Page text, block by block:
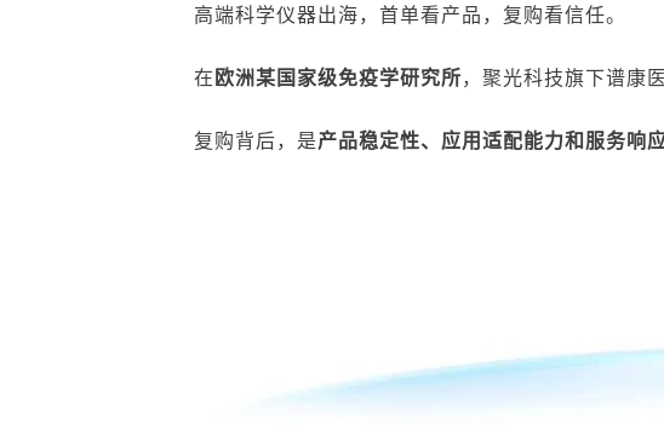
高端科学仪器出海，首单看产品，复购看信任。
在欧洲某国家级免疫学研究所，聚光科技旗下谱康
复购背后，是产品稳定性、应用适配能力和服务响